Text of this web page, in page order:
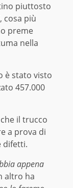
piuttosto
cosa più
preme
nella
è stato visto
457.000
il trucco
a prova di
difetti.
appena
altro ha